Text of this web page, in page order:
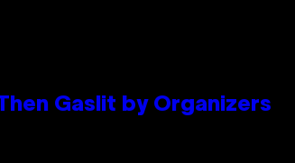
Gaslit by Organizers